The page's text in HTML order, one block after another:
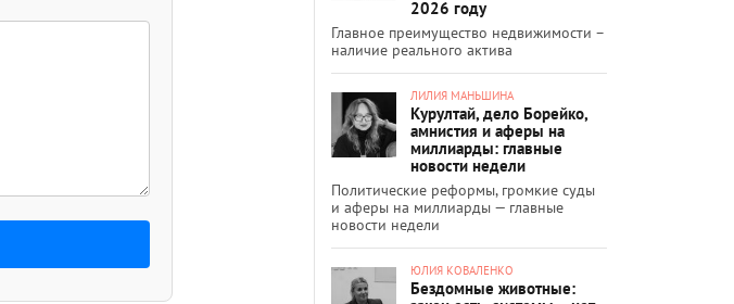
2026 году
Главное преимущество недвижимости –
наличие реального актива
ЛИЛИЯ МАНЬШИНА
Курултай, дело Борейко,
амнистия и аферы на
миллиарды: главные
новости недели
Политические реформы, громкие суды
и аферы на миллиарды — главные
новости недели
ЮЛИЯ КОВАЛЕНКО
Бездомные животные: